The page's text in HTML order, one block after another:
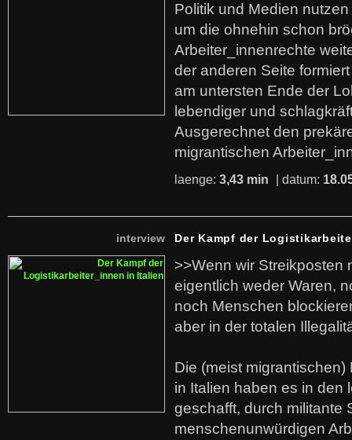
Politik und Medien
um die ohnehin schon
Arbeiter_innenrechte
der anderen Seite
am untersten Ende der
lebendiger und
Ausgerechnet den
migrantischen
laenge: 3,43 min | datum:
interview Der Kampf der
>>Wenn wir Streikposten
eigentlich weder Waren,
noch Menschen
aber in der totalen
Die (meist
in Italien haben es in den
geschafft, durch militante
menschenunwürdigen